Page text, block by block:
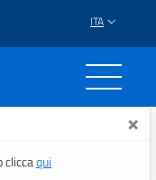
ITA
×
cliccaqui